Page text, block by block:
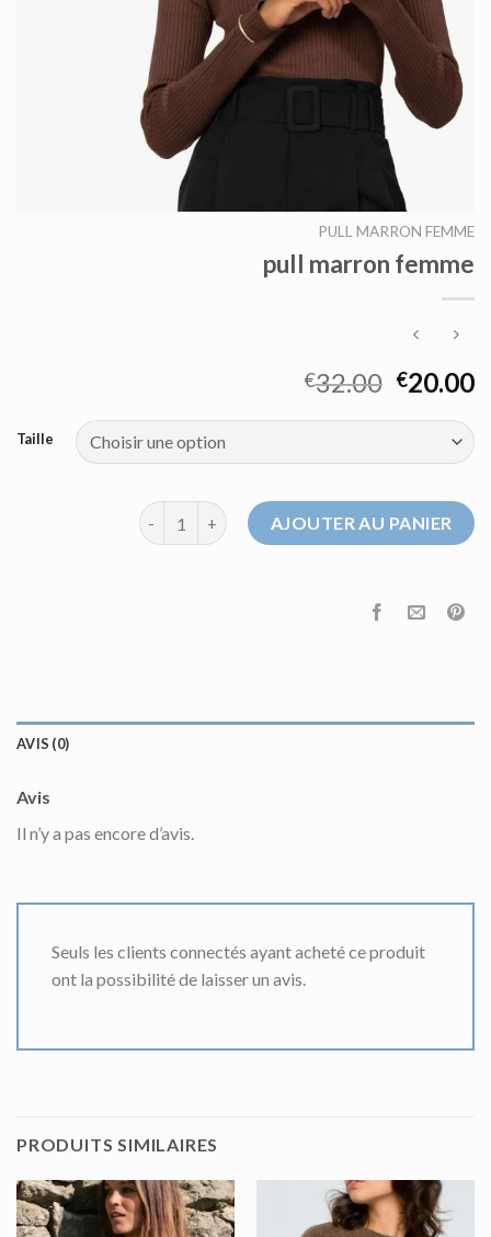
PULL MARRON FEMME
pull marron femme
€32.00 €20.00
Taille
quantité de pull marron femmeAJOUTER AU PANIER
AVIS (0)
Avis
Il n’y a pas encore d’avis.
Seuls les clients connectés ayant acheté ce produit
ont la possibilité de laisser un avis.
PRODUITS SIMILAIRES